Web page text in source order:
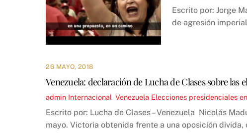
Escrito por: Jorge
de agresión
26 MAYO, 2018
Venezuela: declaración de Lucha de Clases sobre las
admin Internacional Venezuela Elecciones presidenciales
Escrito por: Lucha de Clases – Venezuela Nicolás
mayo. Victoria obtenida frente a una oposición